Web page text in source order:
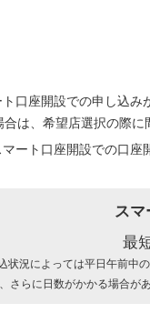
口座開設での申し込み
は、希望店選択の際
ート口座開設での口座
スマ
最
状況によっては平日午前中
さらに日数がかかる場合が